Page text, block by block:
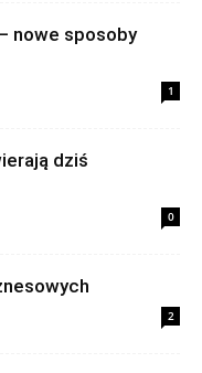
nowe sposoby
1
dziś
0
2